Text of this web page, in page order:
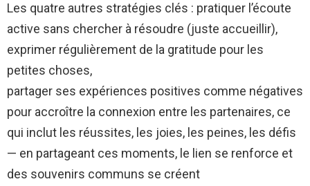
Les quatre autres stratégies clés : pratiquer l’écoute
active sans chercher à résoudre (juste accueillir),
exprimer régulièrement de la gratitude pour les
petites choses,
partager ses expériences positives comme négatives
pour accroître la connexion entre les partenaires, ce
qui inclut les réussites, les joies, les peines, les défis
— en partageant ces moments, le lien se renforce et
des souvenirs communs se créent